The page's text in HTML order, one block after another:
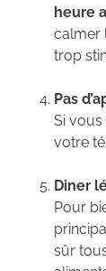
heure
calmer
trop
Pas
Si vous
votre
Diner
Pour
sûr